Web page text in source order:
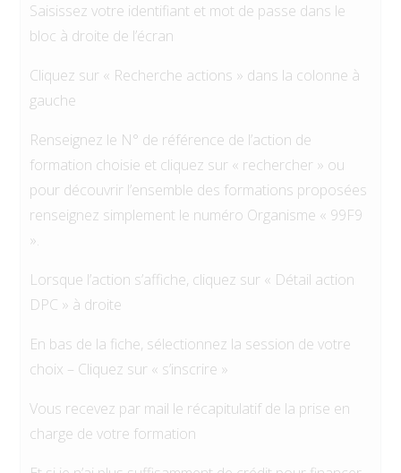
Saisissez votre identifiant et mot de passe dans le
bloc à droite de l’écran
Cliquez sur « Recherche actions » dans la colonne à
gauche
Renseignez le N° de référence de l’action de
formation choisie et cliquez sur « rechercher » ou
pour découvrir l’ensemble des formations proposées
renseignez simplement le numéro Organisme « 99F9
».
Lorsque l’action s’affiche, cliquez sur « Détail action
DPC » à droite
En bas de la fiche, sélectionnez la session de votre
choix – Cliquez sur « s’inscrire »
Vous recevez par mail le récapitulatif de la prise en
charge de votre formation